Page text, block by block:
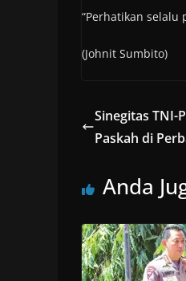
“Perhatikan selalu
(Johnit Sumbito)
Sinegitas TNI-
Paskah di
Anda